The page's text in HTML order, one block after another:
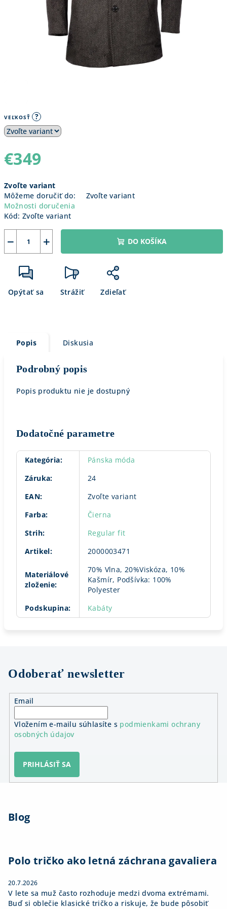
VEĽKOSŤ ?
€349
cena:
Zvoľte variant
Môžeme doručiť do:
Zvoľte variant
Možnosti doručenia
Kód: Zvoľte variant
+
− DO KOŠÍKA
Opýtať sa Strážiť Zdieľať
Popis Diskusia
Podrobný popis
Popis produktu nie je dostupný
Dodatočné parametre
Kategória:
Pánska móda
Záruka:
24
EAN:
Zvoľte variant
Farba:
Čierna
Strih:
Regular fit
Artikel: 2000003471
Materiálové
zloženie:
70% Vlna, 20%Viskóza, 10%
Kašmír, Podšívka: 100%
Polyester
Podskupina: Kabáty
Odoberať newsletter
Email
Vložením e-mailu súhlasíte s podmienkami ochrany
osobných údajov
PRIHLÁSIŤ SA
Blog
Polo tričko ako letná záchrana gavaliera
20.7.2026
V lete sa muž často rozhoduje medzi dvoma extrémami.
Buď si oblečie klasické tričko a riskuje, že bude pôsobiť